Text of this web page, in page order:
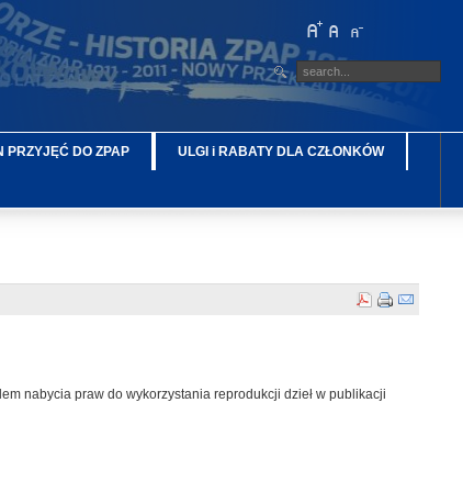
PRZYJĘĆ DO ZPAP ULGI i RABATY DLA CZŁONKÓW
nabycia praw do wykorzystania reprodukcji dzieł w publikacji